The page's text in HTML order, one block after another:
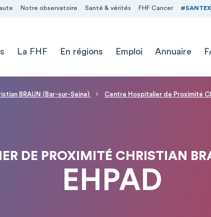
Notre observatoire Santé & vérités FHF Cancer
La FHF En régions Emploi Annuaire
BRAUN (Bar-sur-Seine) Centre Hospitalier de Proximité
DE PROXIMITÉ CHRISTIAN
EHPAD